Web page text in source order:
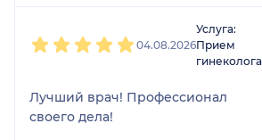
04.08.2026
Услуга:
Прием
гинеколога
Лучший врач! Профессионал
своего дела!